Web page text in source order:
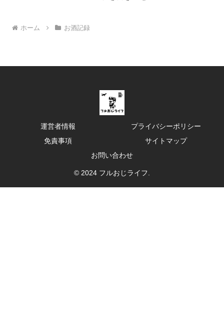
ホーム お酒記録
運営者情報
プライバシーポリシー
免責事項
サイトマップ
お問い合わせ
© 2024 フルおじライフ.